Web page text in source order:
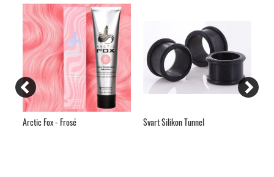
Arctic Fox - Frosé Svart Silikon Tunnel